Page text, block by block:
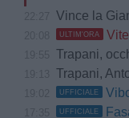
Vince la Giana
ULTIM'ORA
Trapani,
Trapani,
UFFICIALE
UFFICIALE